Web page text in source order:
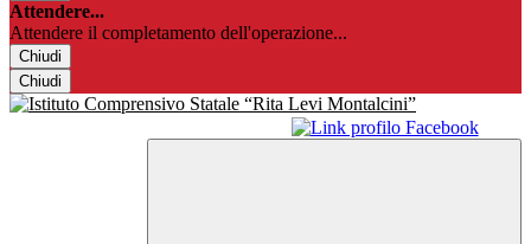
Attendere...
Attendere il completamento dell'operazione...
Chiudi
Chiudi